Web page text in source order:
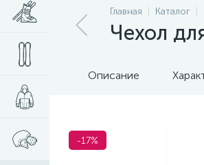
Главная Каталог
Чехол
Описание
-17%